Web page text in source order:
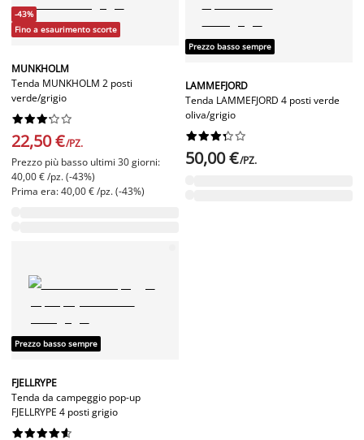
-43%
Fino a esaurimento scorte
MUNKHOLM
Tenda MUNKHOLM 2 posti
verde/grigio






22,50 €/PZ.
Prezzo più basso ultimi 30 giorni:
40,00 € /pz. (-43%)
Prima era: 40,00 € /pz. (-43%)
Prezzo basso sempre
LAMMEFJORD
Tenda LAMMEFJORD 4 posti verde
oliva/grigio






50,00 €/PZ.
Prezzo basso sempre
FJELLRYPE
Tenda da campeggio pop-up
FJELLRYPE 4 posti grigio





